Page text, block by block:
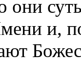
они
и,